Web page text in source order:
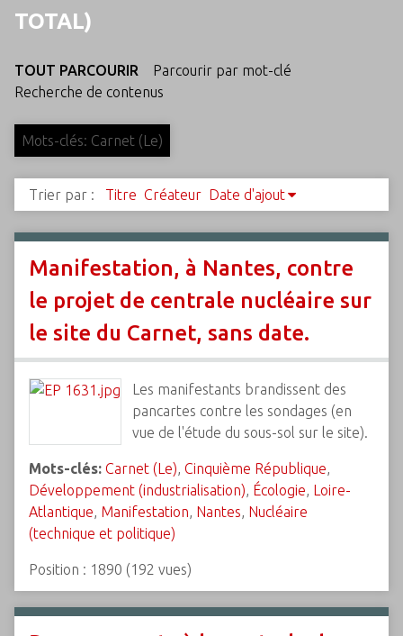
TOTAL)
TOUT PARCOURIR
Parcourir par mot-clé
Recherche de contenus
Mots-clés: Carnet (Le)
Trier par : Titre Créateur Date d'ajout
Manifestation, à Nantes, contre
le projet de centrale nucléaire sur
le site du Carnet, sans date.
Les manifestants brandissent des
pancartes contre les sondages (en
vue de l'étude du sous-sol sur le site).
Mots-clés: Carnet (Le), Cinquième République,
Développement (industrialisation), Écologie, Loire-
Atlantique, Manifestation, Nantes, Nucléaire
(technique et politique)
Position : 1890 (192 vues)